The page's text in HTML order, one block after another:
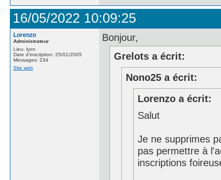
16/05/2022 10:09:25
Lorenzo
Administrateur
Lieu: lyon
Date d'inscription: 25/01/2005
Messages: 234
Site web
Bonjour,
Grelots a écrit:
Nono25 a écrit:
Lorenzo a écrit:
Salut
Je ne supprimes
pas permettre à
inscriptions